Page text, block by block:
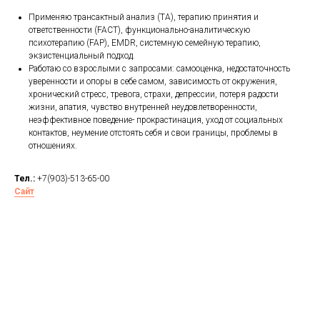
Применяю трансактный анализ (ТА), терапию принятия и
ответственности (FACT), функционально-аналитическую
психотерапию (FAP), EMDR, системную семейную терапию,
экзистенциальный подход.
Работаю со взрослыми с запросами: самооценка, недостаточность
уверенности и опоры в себе самом, зависимость от окружения,
хронический стресс, тревога, страхи, депрессии, потеря радости
жизни, апатия, чувство внутренней неудовлетворенности,
неэффективное поведение- прокрастинация, уход от социальных
контактов, неумение отстоять себя и свои границы, проблемы в
отношениях.
Тел.: +7(903)-513-65-00
Сайт